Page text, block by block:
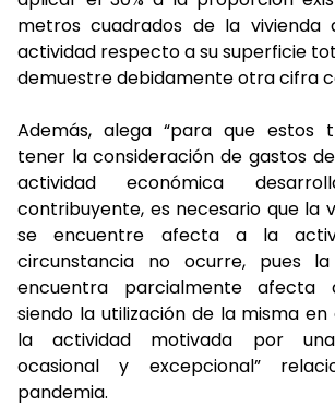
metros cuadrados de la vivienda
actividad respecto a su superficie
demuestre debidamente otra cifra
Además, alega “para que estos
tener la consideración de gastos
actividad económica
contribuyente, es necesario que la
se encuentre afecta a la
circunstancia no ocurre, pues
encuentra parcialmente afecta
siendo la utilización de la misma
la actividad motivada por una
ocasional y excepcional”
pandemia.